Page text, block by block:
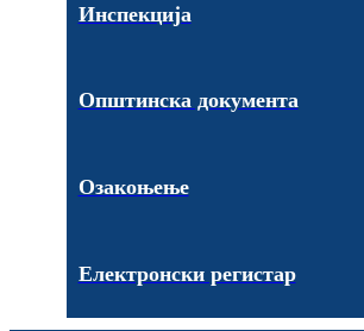
Инспекција
Општинска документа
Озакоњење
Електронски регистар